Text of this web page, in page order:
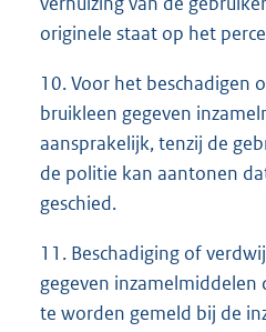
originele staat op het
10. Voor het beschadigen
bruikleen gegeven
aansprakelijk, tenzij de
de politie kan aantonen
geschied.
11. Beschadiging of
gegeven
te worden gemeld bij de